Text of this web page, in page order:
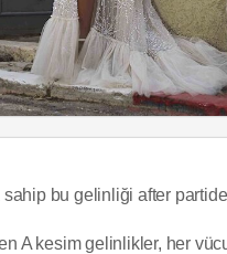
bu gelinliği after
A kesim gelinlikler, her